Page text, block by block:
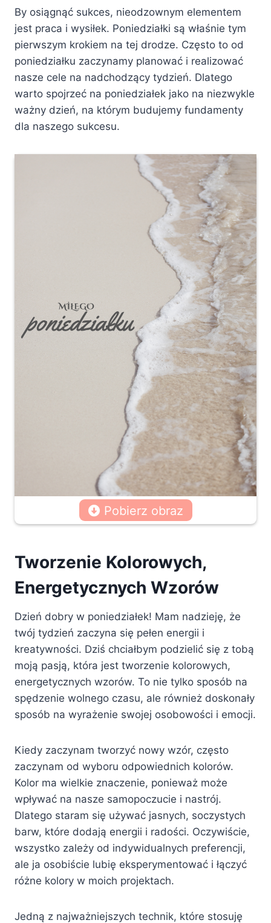
By osiągnąć sukces, nieodzownym elementem
jest praca i wysiłek. Poniedziałki są właśnie tym
pierwszym krokiem na tej drodze. Często to od
poniedziałku zaczynamy planować i realizować
nasze cele na nadchodzący tydzień. Dlatego
warto spojrzeć na poniedziałek jako na niezwykle
ważny dzień, na którym budujemy fundamenty
dla naszego sukcesu.
Pobierz obraz
Tworzenie Kolorowych,
Energetycznych Wzorów
Dzień dobry w poniedziałek! Mam nadzieję, że
twój tydzień zaczyna się pełen energii i
kreatywności. Dziś chciałbym podzielić się z tobą
moją pasją, która jest tworzenie kolorowych,
energetycznych wzorów. To nie tylko sposób na
spędzenie wolnego czasu, ale również doskonały
sposób na wyrażenie swojej osobowości i emocji.
Kiedy zaczynam tworzyć nowy wzór, często
zaczynam od wyboru odpowiednich kolorów.
Kolor ma wielkie znaczenie, ponieważ może
wpływać na nasze samopoczucie i nastrój.
Dlatego staram się używać jasnych, soczystych
barw, które dodają energii i radości. Oczywiście,
wszystko zależy od indywidualnych preferencji,
ale ja osobiście lubię eksperymentować i łączyć
różne kolory w moich projektach.
Jedną z najważniejszych technik, które stosuję